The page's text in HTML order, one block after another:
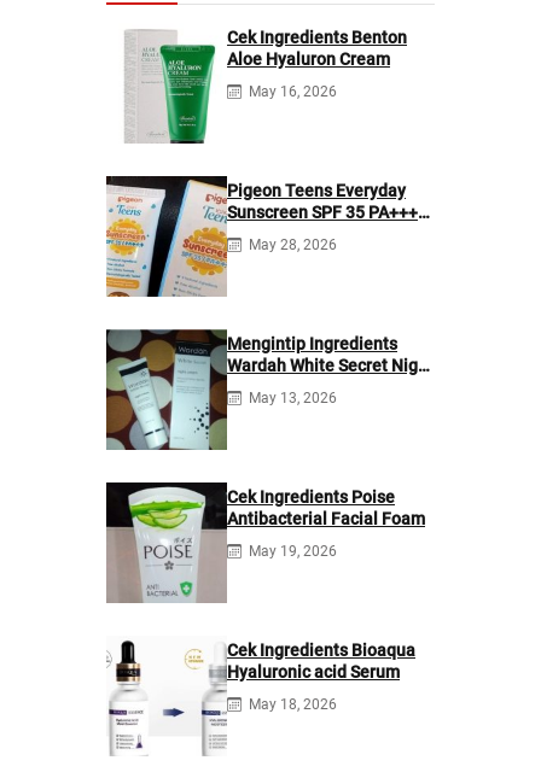
Cek Ingredients Benton
Aloe Hyaluron Cream
May 16, 2026
Pigeon Teens Everyday
Sunscreen SPF 35 PA+++
Ingredients
May 28, 2026
Mengintip Ingredients
Wardah White Secret Night
Cream
May 13, 2026
Cek Ingredients Poise
Antibacterial Facial Foam
May 19, 2026
Cek Ingredients Bioaqua
Hyaluronic acid Serum
May 18, 2026